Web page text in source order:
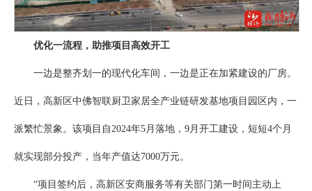
优化一流程，助推项目高效开工
一边是整齐划一的现代化车间，一边是正在加紧建设的厂房。
近日，高新区中佛智联厨卫家居全产业链研发基地项目园区内，一
派繁忙景象。该项目自2024年5月落地，9月开工建设，短短4个月
就实现部分投产，当年产值达7000万元。
“项目签约后，高新区安商服务等有关部门第一时间主动上